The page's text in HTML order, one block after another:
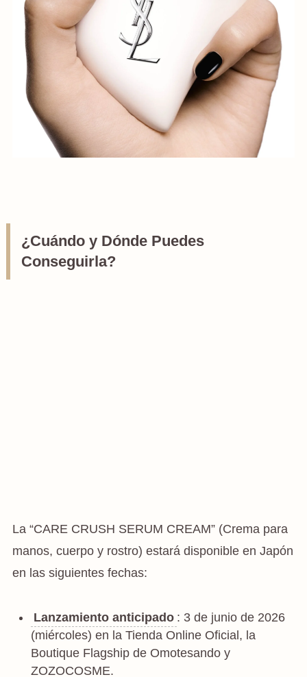
¿Cuándo y Dónde Puedes
Conseguirla?
La “CARE CRUSH SERUM CREAM” (Crema para
manos, cuerpo y rostro) estará disponible en Japón
en las siguientes fechas:
Lanzamiento anticipado : 3 de junio de 2026
(miércoles) en la Tienda Online Oficial, la
Boutique Flagship de Omotesando y
ZOZOCOSME.